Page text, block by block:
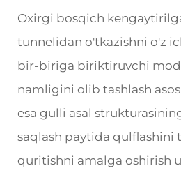
Oxirgi bosqich
tunnelidan o'tkazishni o'z
bir-biriga biriktiruvchi
namligini olib tashlash
esa gulli asal
saqlash paytida qulflashini
quritishni amalga oshirish